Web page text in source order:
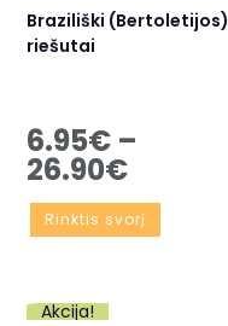
Braziliški (Bertoletijos)
riešutai
6.95€ –
26.90€
Rinktis svorį
Akcija!